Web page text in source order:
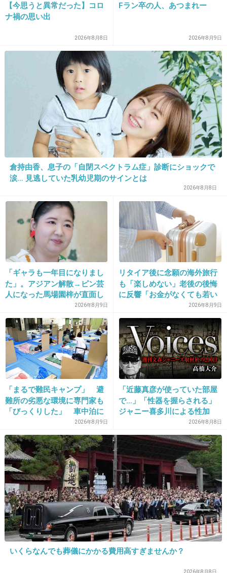
何でフード付きを着せるの？
+37 -1
2026/07/08(水) 18:10:32
縄打って引きずり出そうもんなら人権屋弁護士が顔真っ赤
にして襲いかかってくる
-1
2026/07/08(水) 18:14:59
なぜ無職が車を持っていて札幌まで飲みに来る？
1件の返信
+8 -1
25. 匿名2026/07/08(水) 18:17:08
>>1
大切に育てられたんだなと素直に感じました。
自慢の息子さんだっただろうに。
ここまで育つのにたくさんのご苦労があったか
+26 -1
26. 匿名2026/07/08(水) 18:18:09
>>24
親の金かゆすりとったお金でしょ
詐欺とか恐喝は犯罪になりにくい
めんどくさがるから
+0
【今思うと異常だった】コロ
ナ禍の思い出
2026年8月8日
Fラン卒の人、あつまれー
2026年8月9日
倉持由香、息子の「自閉スペクトラム症」診断にショックで
涙… 見逃していた乳幼児期のサインとは
2026年8月8日
「ギャラも一年目になりまし
た」。アジアン解散→ピン芸
人になった馬場園梓が直面し
た現実、そして携える芸人と
しての矜持
2026年8月9日
リタイア後に念願の海外旅行
も「楽しめない」老後の後悔
に反響「お金がなくても若い
うちに？」50代以上の切実な
声
2026年8月9日
「まるで難民キャンプ」 避
難所の劣悪な環境に専門家も
「びっくりした」 車中泊に
もリスクが 「熱したフライ
パンに飛び込むようなもの」
2026年8月9日
「近藤真彦が使っていた部屋
で…」「性器を握らされる」
ジャニー喜多川による性加
害、語り始めた被害者たち
《徹底取材の裏側》
2026年8月8日
いくらなんでも葬儀にかかる費用高すぎませんか？
2026年8月8日